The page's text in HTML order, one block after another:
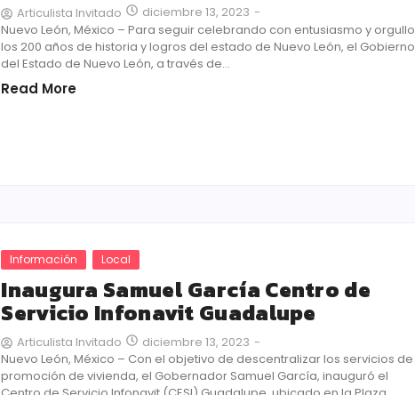
Articulista Invitado diciembre 13, 2023 -
Nuevo León, México – Para seguir celebrando con entusiasmo y orgullo
los 200 años de historia y logros del estado de Nuevo León, el Gobierno
del Estado de Nuevo León, a través de...
Read More
Información Local
Inaugura Samuel García Centro de
Servicio Infonavit Guadalupe
Articulista Invitado diciembre 13, 2023 -
Nuevo León, México – Con el objetivo de descentralizar los servicios de
promoción de vivienda, el Gobernador Samuel García, inauguró el